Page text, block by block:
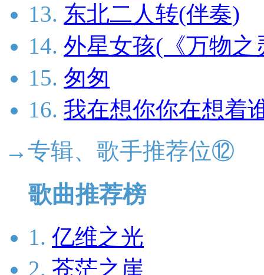
13. 东北二人转(伴奏)
14. 外星女孩(《万物之
15. 匆匆
16. 我在想你你在想着
→专辑、歌手推荐位⑫
歌曲推荐榜
1. 亿维之光
2. 苍茫之崖